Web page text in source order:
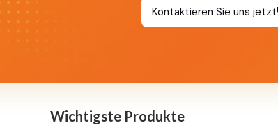
Kontaktieren Sie uns jetzt
Wichtigste Produkte